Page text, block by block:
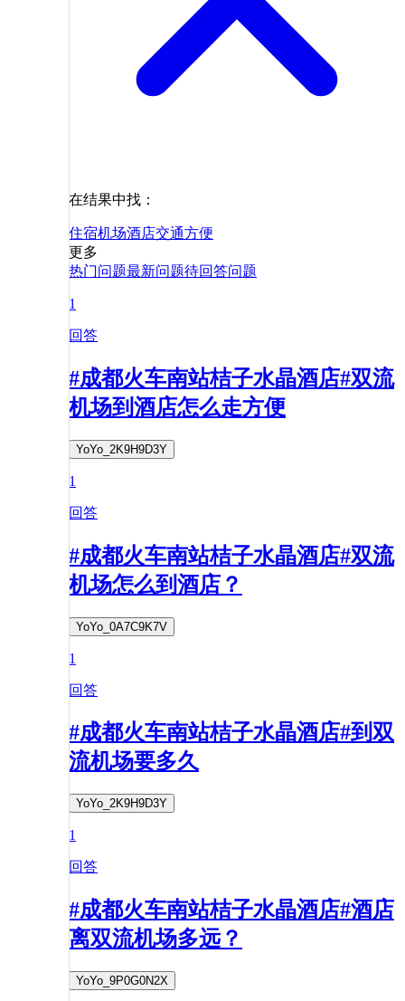
在结果中找：
住宿机场酒店交通方便
更多
热门问题最新问题待回答问题
1
回答
#成都火车南站桔子水晶酒店#双流
机场到酒店怎么走方便
YoYo_2K9H9D3Y
1
回答
#成都火车南站桔子水晶酒店#双流
机场怎么到酒店？
YoYo_0A7C9K7V
1
回答
#成都火车南站桔子水晶酒店#到双
流机场要多久
YoYo_2K9H9D3Y
1
回答
#成都火车南站桔子水晶酒店#酒店
离双流机场多远？
YoYo_9P0G0N2X